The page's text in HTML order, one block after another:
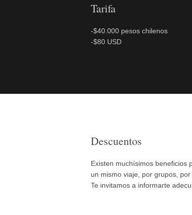
Tarifa
-$40.000 pesos chilenos
-$80 USD
Descuentos
Existen muchísimos beneficios
un mismo viaje, por grupos, por
Te invitamos a informarte